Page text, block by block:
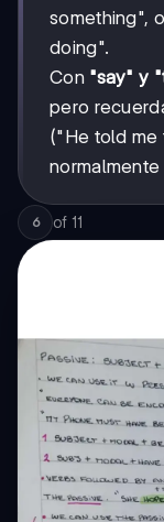
something",
doing".
Con "say" y
pero
("He told me
6 of 11